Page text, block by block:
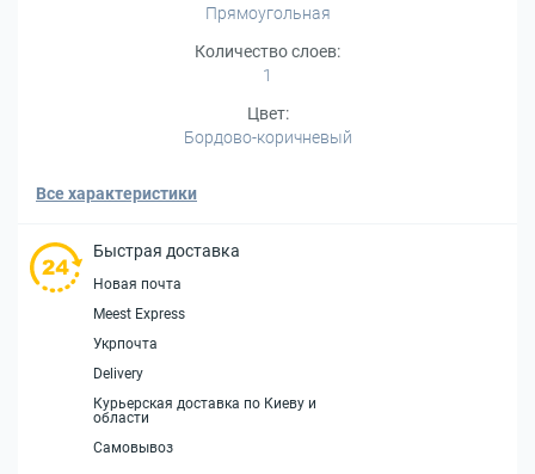
Прямоугольная
Количество слоев:
1
Цвет:
Бордово-коричневый
Все характеристики
Быстрая доставка
Новая почта
Meest Express
Укрпочта
Delivery
Курьерская доставка по Киеву и
области
Самовывоз